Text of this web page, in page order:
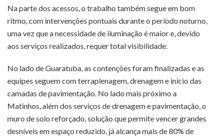
Na parte dos acessos, o trabalho também segue em bom
ritmo, com intervenções pontuais durante o período noturno,
uma vez que a necessidade de iluminação é maior e, devido
aos serviços realizados, requer total visibilidade.
No lado de Guaratuba, as contenções foram finalizadas e as
equipes seguem com terraplenagem, drenagem e início das
camadas de pavimentação. No lado mais próximo a
Matinhos, além dos serviços de drenagem e pavimentação, o
muro de solo reforçado, solução que permite vencer grandes
desníveis em espaço reduzido, já alcança mais de 80% de